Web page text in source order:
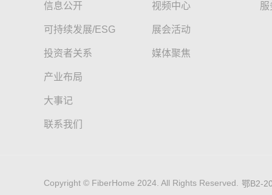
信息公开
可持续发展/ESG
投资者关系
产业布局
大事记
联系我们
视频中心
展会活动
媒体聚焦
服
Copyright © FiberHome 2024. All Rights Reserved. 鄂B2-